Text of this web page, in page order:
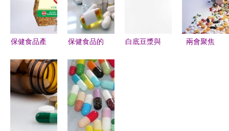
化
保健食品產
與安全并重
的健康護理
指南
保健食品的
從補充劑到
順勢療法的
科學審視
白底豆漿與
兩會聚焦